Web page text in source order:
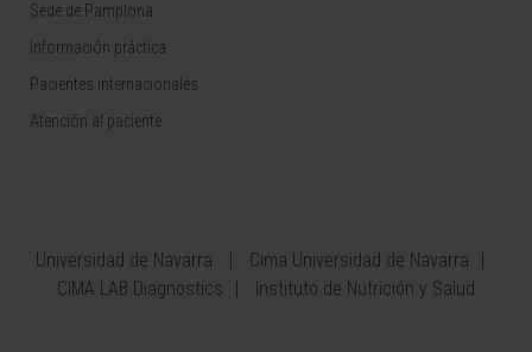
Sede de Pamplona
Información práctica
Pacientes internacionales
Atención al paciente
Universidad de Navarra
Cima Universidad de Navarra
CIMA LAB Diagnostics
Instituto de Nutrición y Salud